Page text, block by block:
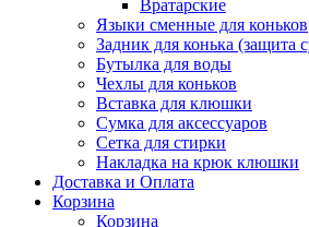
Вратарские
Языки сменные для коньков
Задник для конька (защита
Бутылка для воды
Чехлы для коньков
Вставка для клюшки
Сумка для аксессуаров
Сетка для стирки
Накладка на крюк клюшки
Доставка и Оплата
Корзина
Корзина